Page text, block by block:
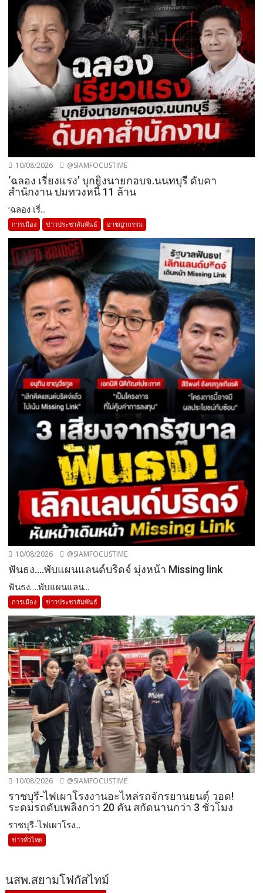
10/08/2026 @SIAMFOCUSTIME
‘ฉลอง เรี่ยงแรง’ บุกยิงนายกอบจ.นนทบุรี ดับคา
สำนักงาน ปมทวงหนี้ 11 ล้าน
‘ฉลอง เรี่...
การเมือง ข่าวประชาสัมพันธ์ อาชญากรรม
10/08/2026 @SIAMFOCUSTIME
ฟันธง….พับแผนแลนด์บริดจ์ มุ่งหน้า Missing link
ฟันธง….พับแผนแลน...
การเมือง ข่าวประชาสัมพันธ์
10/08/2026 @SIAMFOCUSTIME
ราชบุรี-ไฟเผาโรงงานอะไหล่รถจักรยานยนต์ วอด!
ระดมรถดับเพลิงกว่า 20 คัน สกัดนานกว่า 3 ชั่วโมง
ราชบุรี-ไฟเผาโรง...
ข่าวทั่วไทย
นสพ.สยามโฟกัสไทม์